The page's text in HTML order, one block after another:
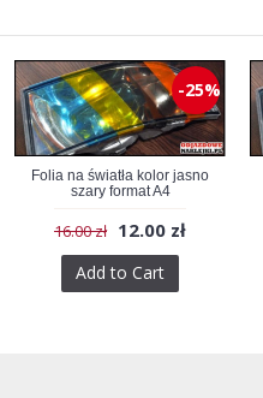
-25%
Folia na światła kolor jasno
szary format A4
16.00 zł 12.00 zł
Add to Cart